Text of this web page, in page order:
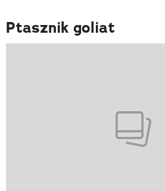
Ptasznik goliat